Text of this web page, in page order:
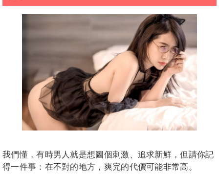
我們懂，有時男人就是想圖個刺激、追求新鮮，但請你記
得一件事：在不對的地方，爽完的代價可能非常高。